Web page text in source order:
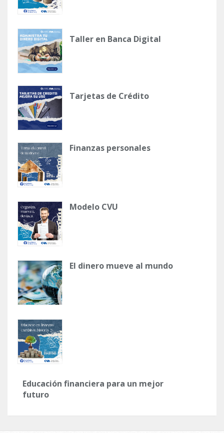
Taller en Banca Digital
Tarjetas de Crédito
Finanzas personales
Modelo CVU
El dinero mueve al mundo
Educación financiera para un mejor
futuro